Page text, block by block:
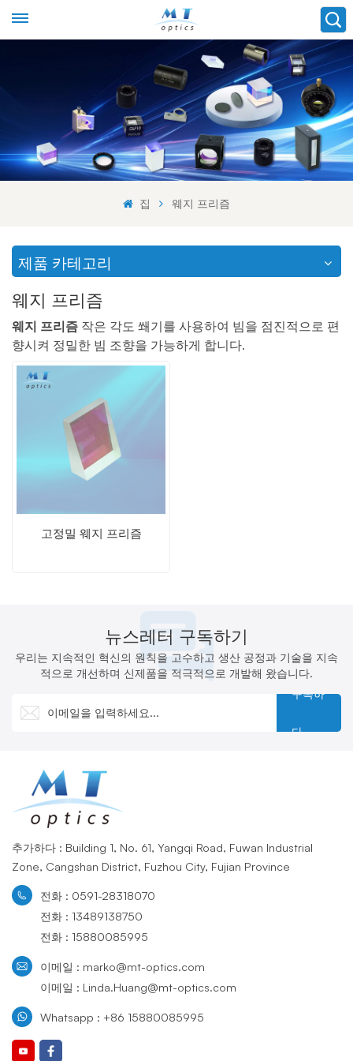
집 웨지 프리즘
제품 카테고리
웨지 프리즘
웨지 프리즘 작은 각도 쐐기를 사용하여 빔을 점진적으로 편
향시켜 정밀한 빔 조향을 가능하게 합니다.
고정밀 웨지 프리즘
뉴스레터 구독하기
우리는 지속적인 혁신의 원칙을 고수하고 생산 공정과 기술을 지속
적으로 개선하며 신제품을 적극적으로 개발해 왔습니다.
구독하
다
추가하다 : Building 1, No. 61, Yangqi Road, Fuwan Industrial
Zone, Cangshan District, Fuzhou City, Fujian Province
전화 : 0591-28318070
전화 : 13489138750
전화 : 15880085995
이메일 : marko@mt-optics.com
이메일 : Linda.Huang@mt-optics.com
Whatsapp : +86 15880085995